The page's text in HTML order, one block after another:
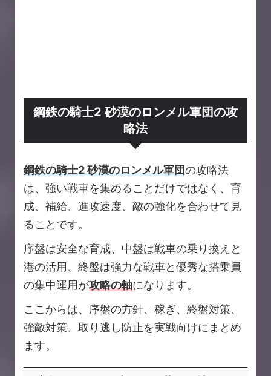
鋼鉄の騎士2 砂漠のロンメル軍団の攻
略法
鋼鉄の騎士2 砂漠のロンメル軍団の攻略法
は、強い戦車を集めることだけではなく、育
成、補給、進攻速度、敵の強化を合わせて見
ることです。
序盤は安全な育成、中盤は戦車の乗り換えと
港の活用、終盤は強力な戦車と優秀な搭乗員
の集中運用が攻略の軸になります。
ここからは、序盤の方針、稼ぎ、終盤対策、
強敵対策、取り逃し防止を実戦向けにまとめ
ます。